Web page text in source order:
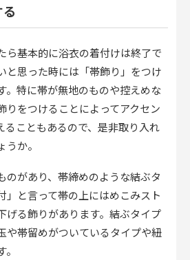
ら基本的に浴衣の着付けは終了で
と思った時には「帯飾り」をつけ
。特に帯が無地のものや控えめな
りをつけることによってアクセン
ることもあるので、是非取り入れ
か。
のがあり、帯締めのような結ぶタ
」と言って帯の上にはめこみスト
げる飾りがあります。結ぶタイプ
や帯留めがついているタイプや紐